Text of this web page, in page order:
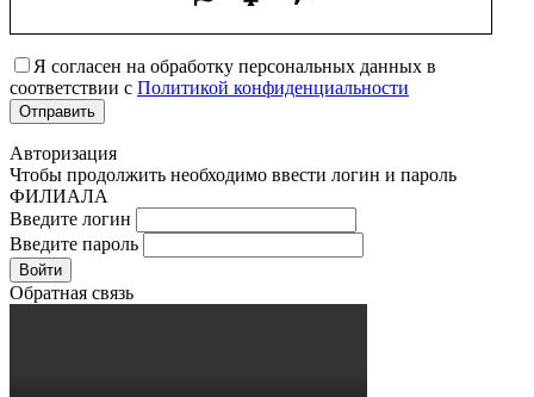
Я согласен на обработку персональных данных в
соответствии с Политикой конфиденциальности
Авторизация
Чтобы продолжить необходимо ввести логин и пароль
ФИЛИАЛА
Введите логин
Введите пароль
Войти
Обратная связь